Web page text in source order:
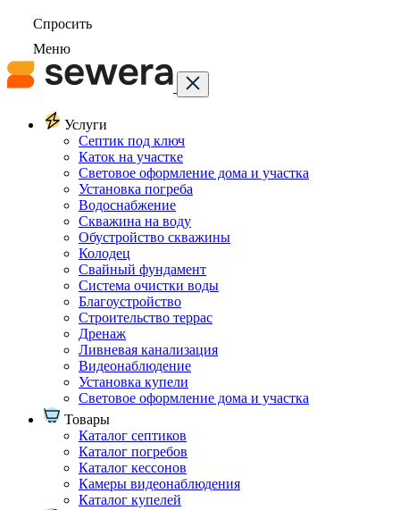
Спросить
Меню
Услуги
Септик под ключ
Каток на участке
Световое оформление дома и участка
Установка погреба
Водоснабжение
Скважина на воду
Обустройство скважины
Колодец
Свайный фундамент
Система очистки воды
Благоустройство
Строительство террас
Дренаж
Ливневая канализация
Видеонаблюдение
Установка купели
Световое оформление дома и участка
Товары
Каталог септиков
Каталог погребов
Каталог кессонов
Камеры видеонаблюдения
Каталог купелей